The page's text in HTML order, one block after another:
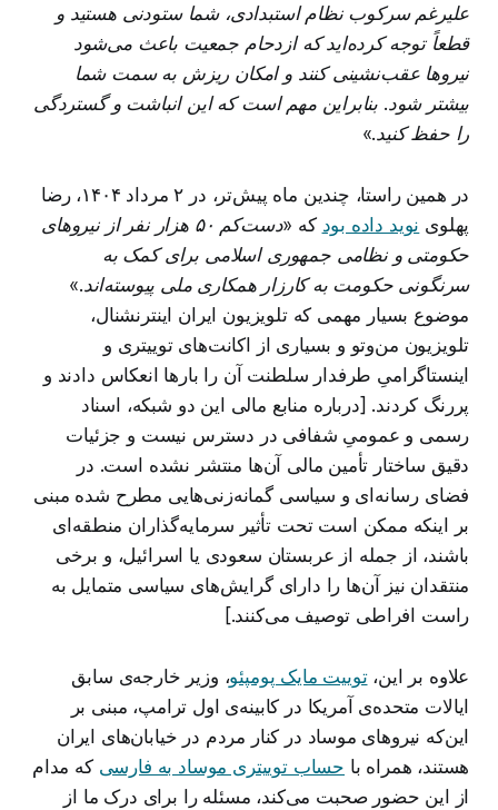
علیرغم سرکوب نظام استبدادی، شما ستودنی هستید و
قطعاً توجه کرده‌اید که ازدحام جمعیت باعث می‌شود
نیروها عقب‌نشینی کنند و امکان ریزش به سمت شما
بیشتر شود. بنابراین مهم است که این انباشت و گستردگی
را حفظ کنید.»
در همین راستا، چندین ماه پیش‌تر، در ۲ مرداد ۱۴۰۴، رضا
پهلوی نوید داده بود که
«دست‌کم ۵۰ هزار نفر از نیروهای
حکومتی و نظامی جمهوری اسلامی برای کمک به
سرنگونی حکومت به کارزار همکاری ملی پیوسته‌اند.»
موضوع بسیار مهمی که تلویزیون ایران اینترنشنال،
تلویزیون من‌وتو و بسیاری از اکانت‌های توییتری و
اینستاگرامیِ طرفدار سلطنت آن را بارها انعکاس دادند و
پررنگ کردند. [درباره منابع مالی این دو شبکه، اسناد
رسمی و عمومیِ شفافی در دسترس نیست و جزئیات
دقیق ساختار تأمین مالی آن‌ها منتشر نشده است. در
فضای رسانه‌ای و سیاسی گمانه‌زنی‌هایی مطرح شده مبنی
بر اینکه ممکن است تحت تأثیر سرمایه‌گذاران منطقه‌ای
باشند، از جمله از عربستان سعودی یا اسرائیل، و برخی
منتقدان نیز آن‌ها را دارای گرایش‌های سیاسی متمایل به
راست افراطی توصیف می‌کنند.]
علاوه بر این،توییت مایک پومپئو، وزیر خارجه‌ی سابق
ایالات متحده‌ی آمریکا در کابینه‌ی اول ترامپ، مبنی بر
این‌که نیروهای موساد در کنار مردم در خیابان‌های ایران
هستند، همراه با حساب توییتری موساد به فارسی که مدام
از این حضور صحبت می‌کند، مسئله را برای درک ما از